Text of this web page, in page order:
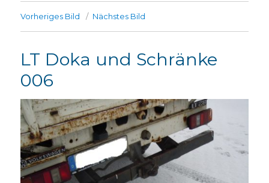
Vorheriges Bild Nächstes Bild
LT Doka und Schränke
006